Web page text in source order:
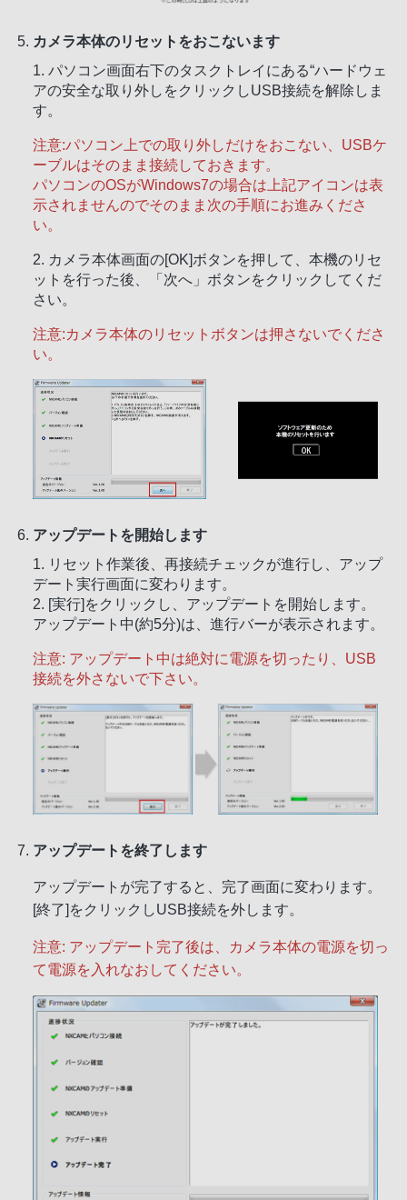
カメラ本体のリセットをおこないます
1. パソコン画面右下のタスクトレイにある“ハードウェ
アの安全な取り外し をクリックしUSB接続を解除しま
す。
注意:パソコン上での取り外しだけをおこない、USBケ
ーブルはそのまま接続しておきます。
パソコンのOSがWindows7の場合は上記アイコンは表
示されませんのでそのまま次の手順にお進みくださ
い。
2. カメラ本体画面の[OK]ボタンを押して、本機のリセ
ットを行った後、「次へ」ボタンをクリックしてくだ
さい。
注意:カメラ本体のリセットボタンは押さないでくださ
い。
アップデートを開始します
1. リセット作業後、再接続チェックが進行し、アップ
デート実行画面に変わります。
2. [実行]をクリックし、アップデートを開始します。
アップデート中(約5分)は、進行バーが表示されます。
注意: アップデート中は絶対に電源を切ったり、USB
接続を外さないで下さい。
アップデートを終了します
アップデートが完了すると、完了画面に変わります。
[終了]をクリックしUSB接続を外します。
注意: アップデート完了後は、カメラ本体の電源を切っ
て電源を入れなおしてください。